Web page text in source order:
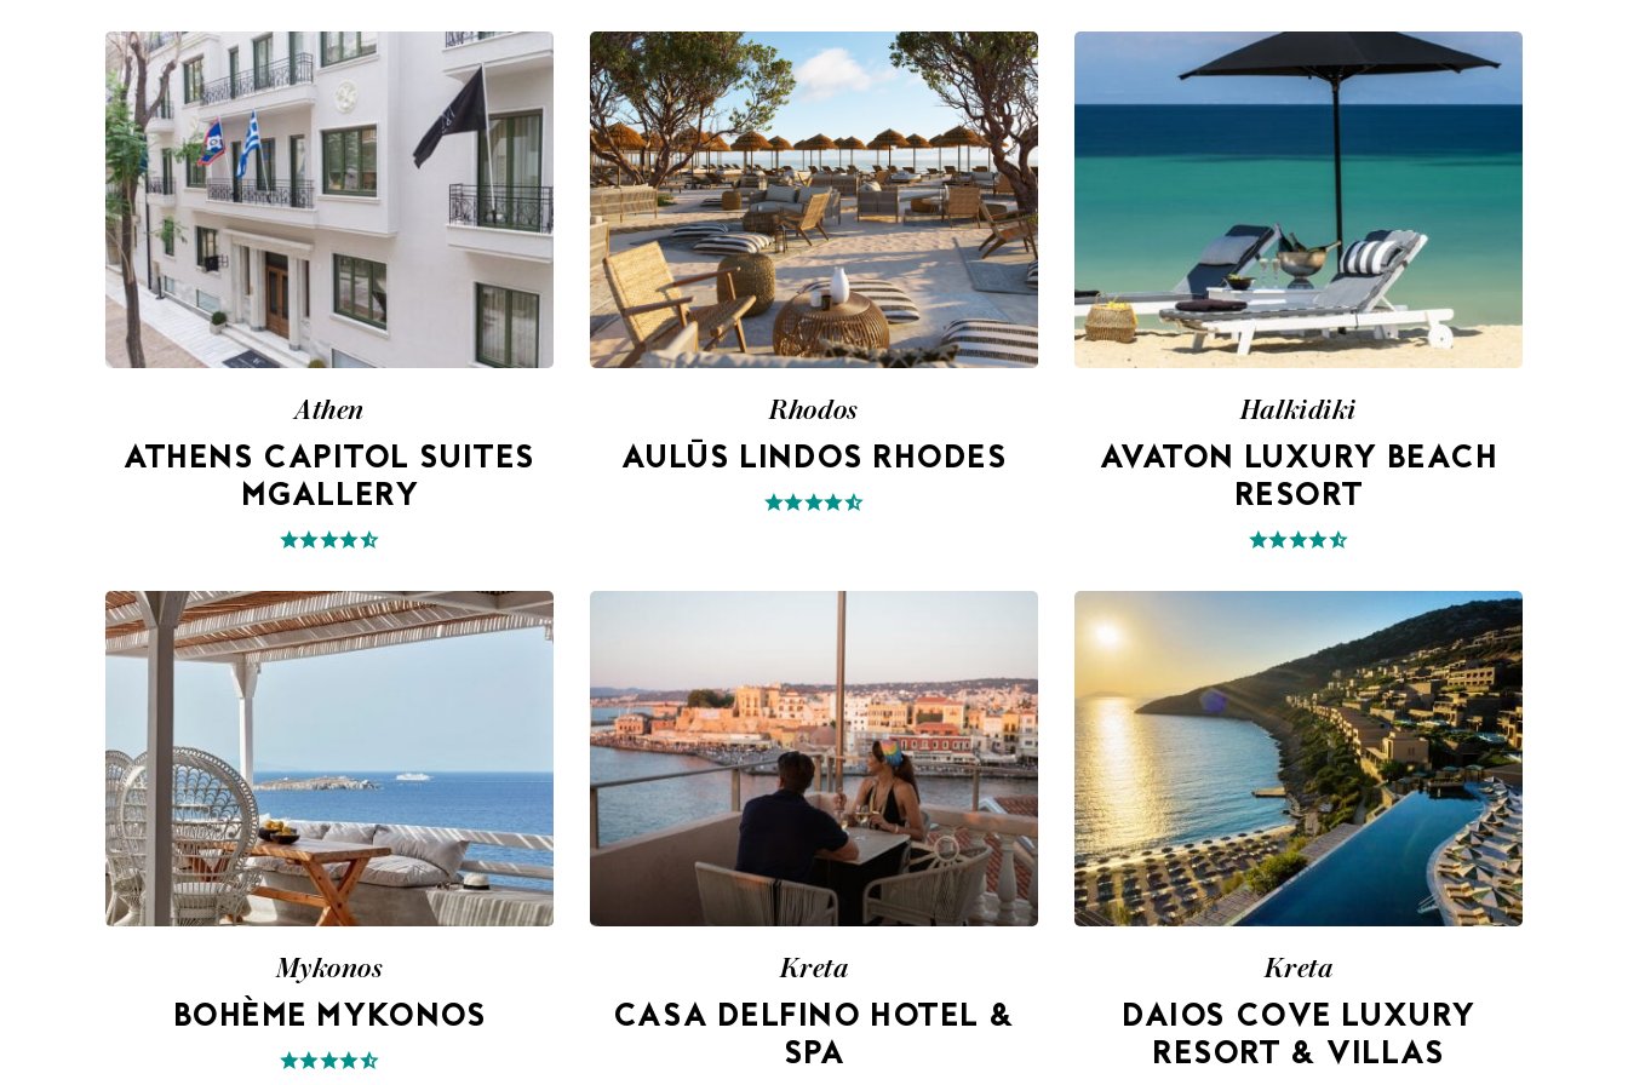
Athen
ATHENS CAPITOL SUITES
MGALLERY
Rhodos
AULŪS LINDOS RHODES
Halkidiki
AVATON LUXURY BEACH
RESORT
Mykonos
BOHÈME MYKONOS
Kreta
CASA DELFINO HOTEL &
SPA
Kreta
DAIOS COVE LUXURY
RESORT & VILLAS